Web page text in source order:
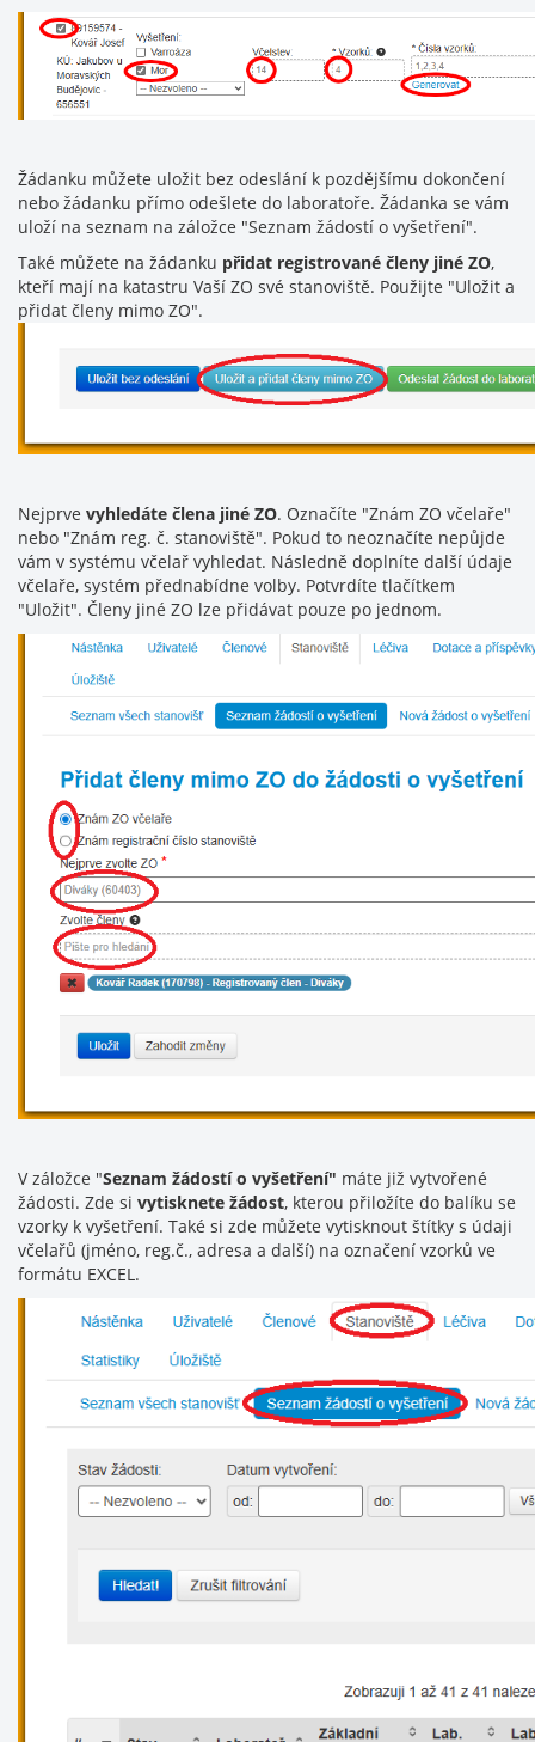
Žádanku můžete uložit bez odeslání k pozdějšímu dokončení
nebo žádanku přímo odešlete do laboratoře. Žádanka se vám
uloží na seznam na záložce "Seznam žádostí o vyšetření".
Také můžete na žádanku přidat registrované členy jiné ZO,
kteří mají na katastru Vaší ZO své stanoviště. Použijte "Uložit a
přidat členy mimo ZO".
Nejprve vyhledáte člena jiné ZO. Označíte "Znám ZO včelaře"
nebo "Znám reg. č. stanoviště". Pokud to neoznačíte nepůjde
vám v systému včelař vyhledat. Následně doplníte další údaje
včelaře, systém přednabídne volby. Potvrdíte tlačítkem
"Uložit". Členy jiné ZO lze přidávat pouze po jednom.
V záložce "Seznam žádostí o vyšetření" máte již vytvořené
žádosti. Zde si vytisknete žádost, kterou přiložíte do balíku se
vzorky k vyšetření. Také si zde můžete vytisknout štítky s údaji
včelařů (jméno, reg.č., adresa a další) na označení vzorků ve
formátu EXCEL.